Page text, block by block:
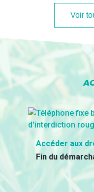
Voir
Accéder aux
Fin du